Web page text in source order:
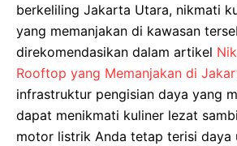
berkeliling Jakarta Utara, nikmati
yang memanjakan di kawasan
direkomendasikan dalam artikel
Rooftop yang Memanjakan di
infrastruktur pengisian daya yang
dapat menikmati kuliner lezat
motor listrik Anda tetap terisi daya